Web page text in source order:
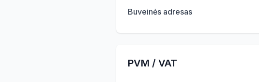
Buveinės adresas
PVM / VAT